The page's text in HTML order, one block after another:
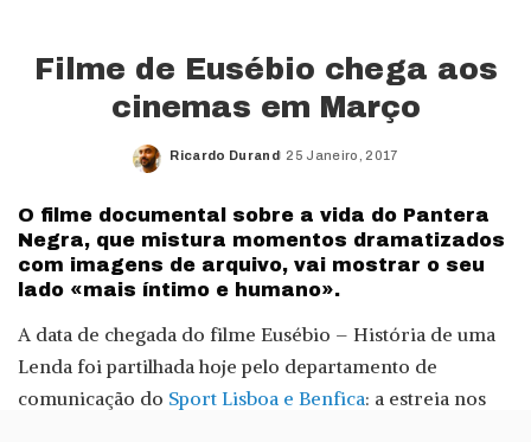
Filme de Eusébio chega aos
cinemas em Março
Posted
Ricardo Durand 25 Janeiro, 2017
O filme documental sobre a vida do Pantera
Negra, que mistura momentos dramatizados
com imagens de arquivo, vai mostrar o seu
lado «mais íntimo e humano».
A data de chegada do filme Eusébio – História de uma
Lenda foi partilhada hoje pelo departamento de
comunicação do Sport Lisboa e Benfica: a estreia nos